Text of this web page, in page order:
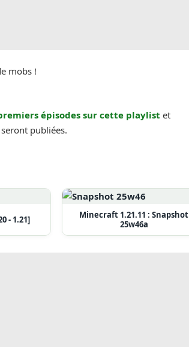
mobs !
épisodes sur cette playlist et
publiées.
- 1.21]
Minecraft 1.21.11 : Snapshot
25w46a